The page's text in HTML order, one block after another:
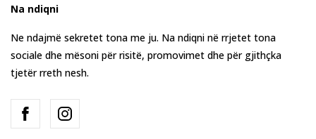
Na ndiqni
Ne ndajmë sekretet tona me ju. Na ndiqni në rrjetet tona
sociale dhe mësoni për risitë, promovimet dhe për gjithçka
tjetër rreth nesh.